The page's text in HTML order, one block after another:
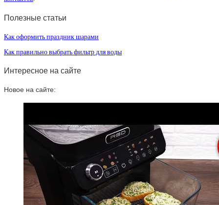
Полезные статьи
Как оформить праздник шарами
Как правильно выбрать фильтр для воды
Интересное на сайте
Новое на сайте: